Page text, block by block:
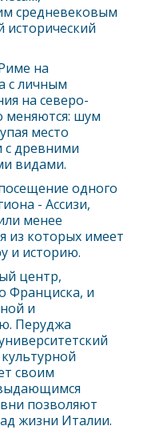
средневековым
е на
с личным
на северо-
меняются: шум
место
с древними
видами.
одного
- Ассизи,
менее
из которых имеет
и историю.
центр,
Франциска, и
и
Перуджа
своим
позволяют
жизни Италии.